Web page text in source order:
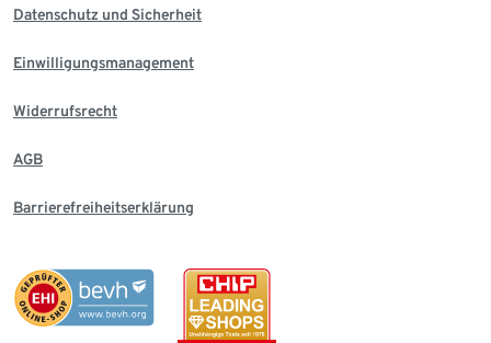
Datenschutz und Sicherheit
Einwilligungsmanagement
Widerrufsrecht
AGB
Barrierefreiheitserklärung